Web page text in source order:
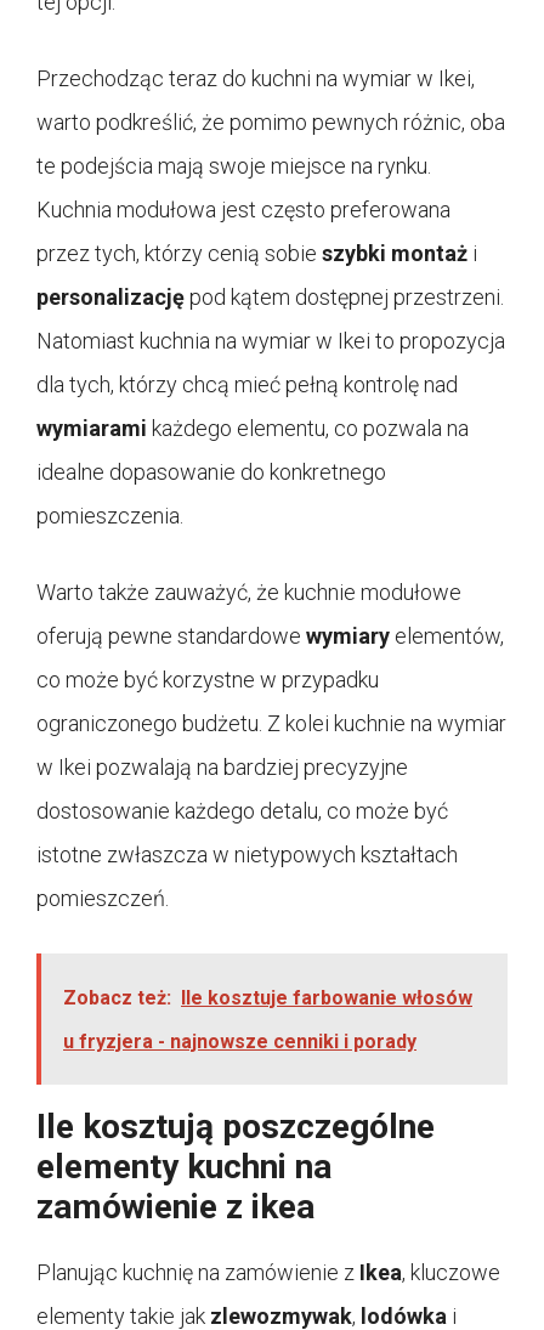
Przechodząc teraz do kuchni na wymiar w Ikei,
warto podkreślić, że pomimo pewnych różnic, oba
te podejścia mają swoje miejsce na rynku.
Kuchnia modułowa jest często preferowana
przez tych, którzy cenią sobie szybki montaż i
personalizacjępod kątem dostępnej przestrzeni.
Natomiast kuchnia na wymiar w Ikei to propozycja
dla tych, którzy chcą mieć pełną kontrolę nad
wymiarami każdego elementu, co pozwala na
idealne dopasowanie do konkretnego
pomieszczenia.
Warto także zauważyć, że kuchnie modułowe
oferują pewne standardowe wymiary elementów,
co może być korzystne w przypadku
ograniczonego budżetu. Z kolei kuchnie na wymiar
w Ikei pozwalają na bardziej precyzyjne
dostosowanie każdego detalu, co może być
istotne zwłaszcza w nietypowych kształtach
pomieszczeń.
Zobacz też: Ile kosztuje farbowanie włosów
u fryzjera - najnowsze cenniki i porady
Ile kosztują poszczególne
elementy kuchni na
zamówienie z ikea
Planując kuchnię na zamówienie z Ikea, kluczowe
elementy takie jak zlewozmywak, lodówka i